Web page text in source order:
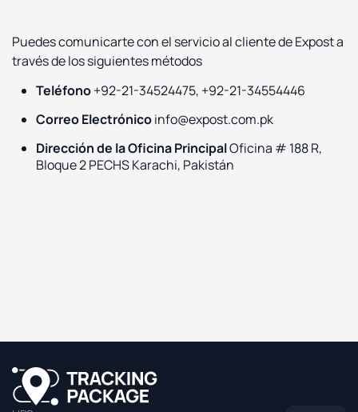
Puedes comunicarte con el servicio al cliente de Expost a
través de los siguientes métodos
Teléfono+92-21-34524475, +92-21-34554446
Correo Electrónicoinfo@expost.com.pk
Dirección de la Oficina PrincipalOficina # 188 R,
Bloque 2 PECHS Karachi, Pakistán